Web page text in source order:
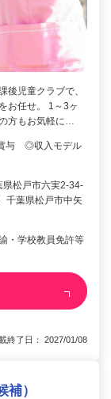
後児童クラブで、
お任せ。 1～3ヶ
方もお気軽に…
賞与 ◎収入モデル
松戸市六実2-34-
葉県松戸市中矢
・学校教員免許等
了日： 2027/01/08
）